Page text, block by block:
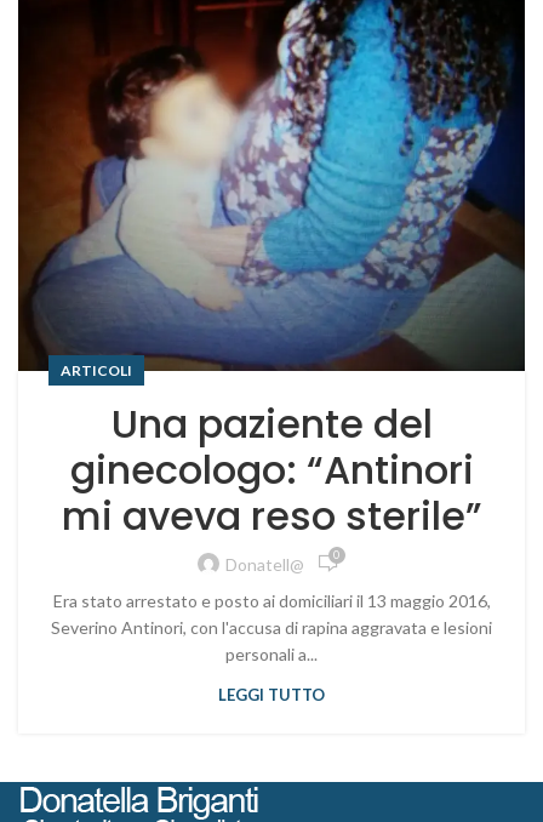
ARTICOLI
Una paziente del
ginecologo: “Antinori
mi aveva reso sterile”
Donatell@ 0
Era stato arrestato e posto ai domiciliari il 13 maggio 2016,
Severino Antinori, con l'accusa di rapina aggravata e lesioni
personali a...
LEGGI TUTTO